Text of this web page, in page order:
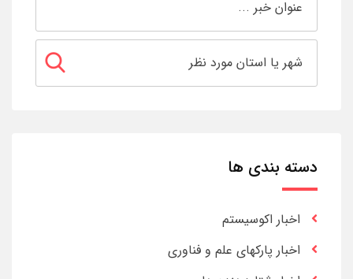
دسته بندی ها
اخبار اکوسیستم
اخبار پارکهای علم و فناوری